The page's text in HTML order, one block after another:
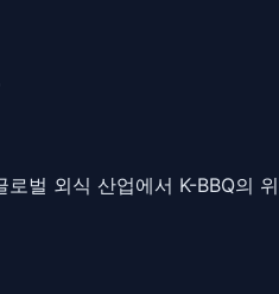
벌 외식 산업에서 K-BBQ의